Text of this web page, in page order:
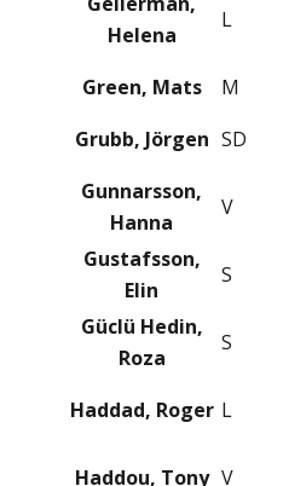
Helena
L
Green, Mats M
Grubb, Jörgen SD
Gunnarsson,
Hanna
V
Gustafsson,
Elin
S
Güclü Hedin,
Roza
S
Haddad, Roger L
Haddou, Tony V